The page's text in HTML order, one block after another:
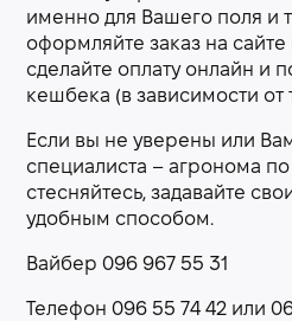
именно для Вашего поля и
оформляйте заказ на
сделайте оплату онлайн и
кешбека (в зависимости от
Если вы не уверены или
специалиста – агронома
стесняйтесь, задавайте
удобным способом.
Вайбер 096 967 55 31
Телефон 096 55 74 42 или